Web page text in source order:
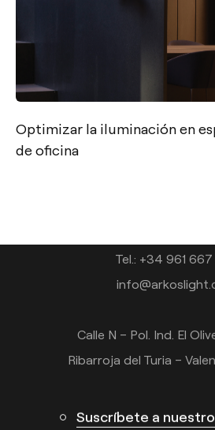
Optimizar la iluminación en
de oficina
Tel.: +34 961
Calle N – Pol. Ind. El
Ribarroja del Turia –
Suscríbete a